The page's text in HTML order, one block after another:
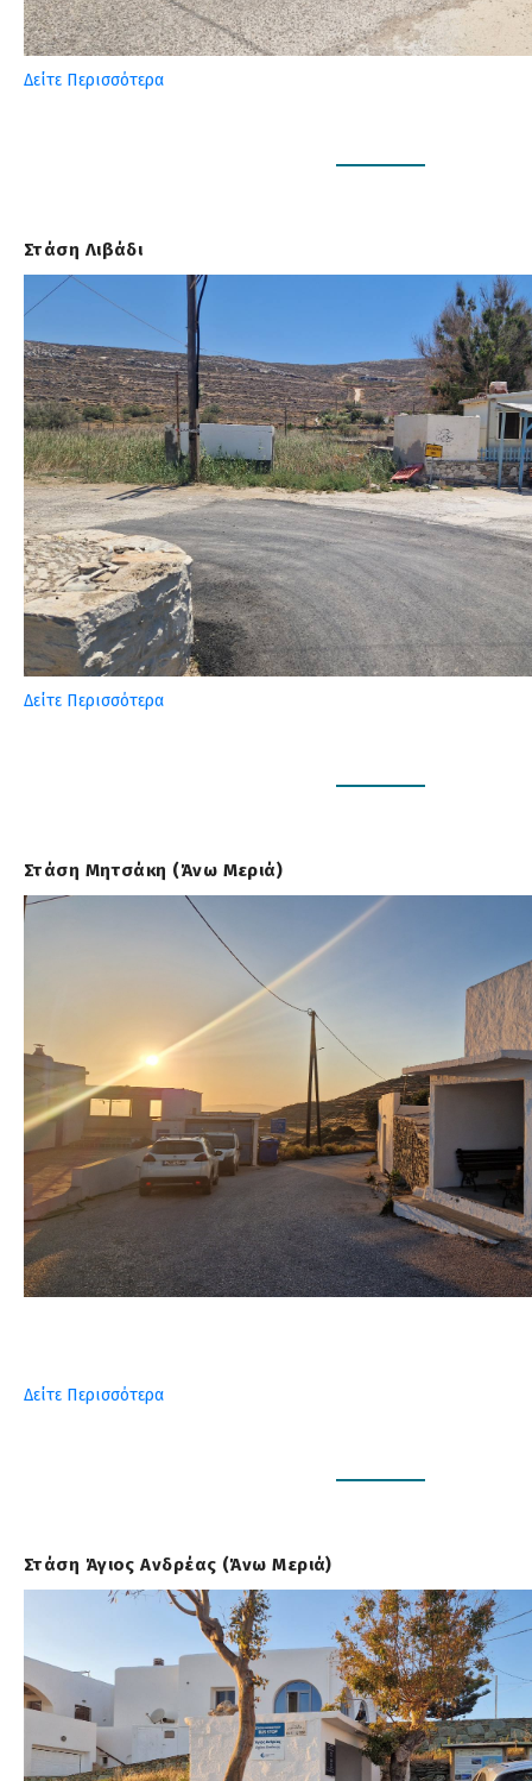
Δείτε Περισσότερα
Στάση Λιβάδι
Δείτε Περισσότερα
Στάση Μητσάκη (Άνω Μεριά)
Δείτε Περισσότερα
Στάση Άγιος Ανδρέας (Άνω Μεριά)